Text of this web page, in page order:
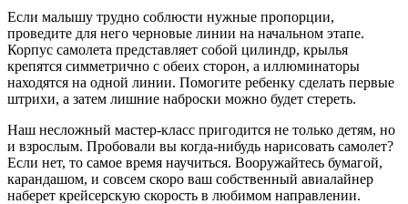
Если малышу трудно соблюсти нужные пропорции,
проведите для него черновые линии на начальном этапе.
Корпус самолета представляет собой цилиндр, крылья
крепятся симметрично с обеих сторон, а иллюминаторы
находятся на одной линии. Помогите ребенку сделать первые
штрихи, а затем лишние наброски можно будет стереть.
Наш несложный мастер-класс пригодится не только детям, но
и взрослым. Пробовали вы когда-нибудь нарисовать самолет?
Если нет, то самое время научиться. Вооружайтесь бумагой,
карандашом, и совсем скоро ваш собственный авиалайнер
наберет крейсерскую скорость в любимом направлении.